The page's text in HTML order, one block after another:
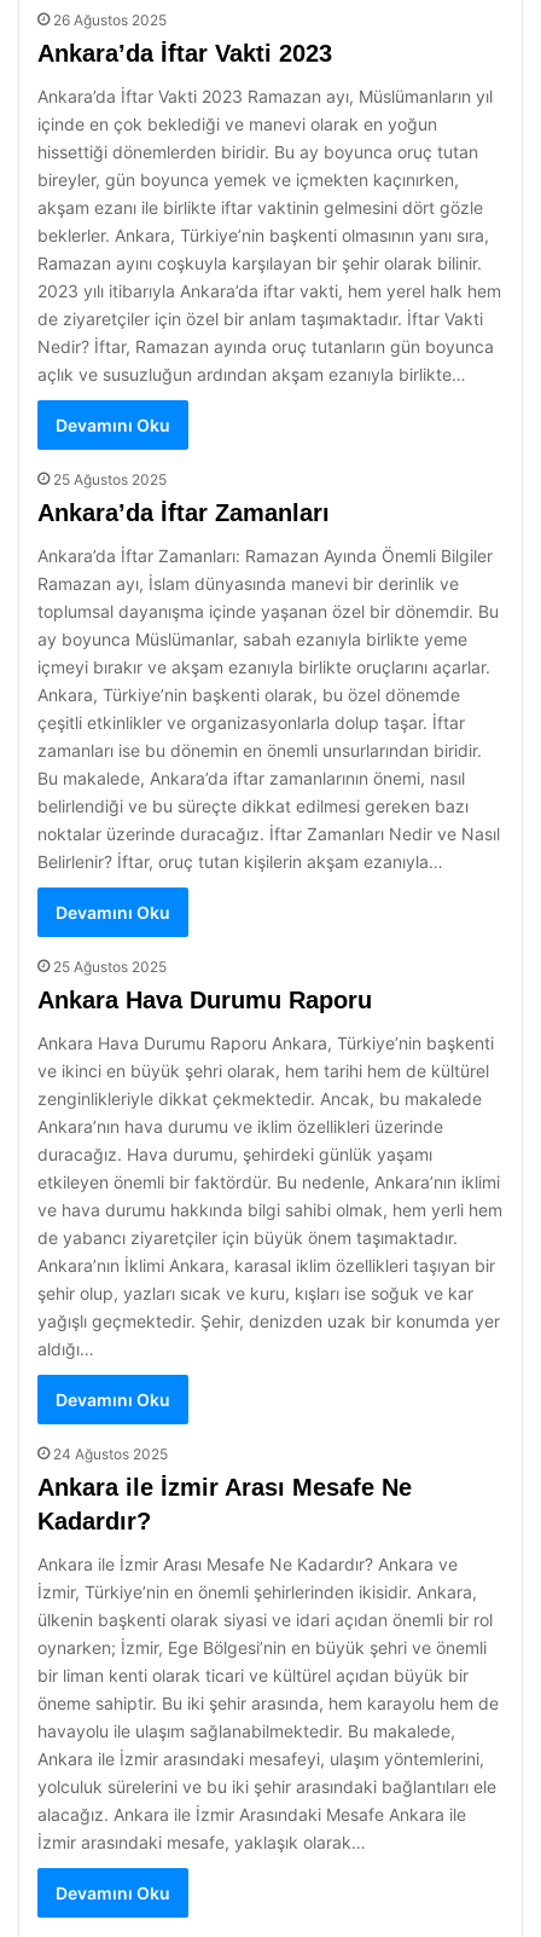
26 Ağustos 2025
Ankara’da İftar Vakti 2023
Ankara’da İftar Vakti 2023 Ramazan ayı, Müslümanların yıl
içinde en çok beklediği ve manevi olarak en yoğun
hissettiği dönemlerden biridir. Bu ay boyunca oruç tutan
bireyler, gün boyunca yemek ve içmekten kaçınırken,
akşam ezanı ile birlikte iftar vaktinin gelmesini dört gözle
beklerler. Ankara, Türkiye’nin başkenti olmasının yanı sıra,
Ramazan ayını coşkuyla karşılayan bir şehir olarak bilinir.
2023 yılı itibarıyla Ankara’da iftar vakti, hem yerel halk hem
de ziyaretçiler için özel bir anlam taşımaktadır. İftar Vakti
Nedir? İftar, Ramazan ayında oruç tutanların gün boyunca
açlık ve susuzluğun ardından akşam ezanıyla birlikte…
Devamını Oku
25 Ağustos 2025
Ankara’da İftar Zamanları
Ankara’da İftar Zamanları: Ramazan Ayında Önemli Bilgiler
Ramazan ayı, İslam dünyasında manevi bir derinlik ve
toplumsal dayanışma içinde yaşanan özel bir dönemdir. Bu
ay boyunca Müslümanlar, sabah ezanıyla birlikte yeme
içmeyi bırakır ve akşam ezanıyla birlikte oruçlarını açarlar.
Ankara, Türkiye’nin başkenti olarak, bu özel dönemde
çeşitli etkinlikler ve organizasyonlarla dolup taşar. İftar
zamanları ise bu dönemin en önemli unsurlarından biridir.
Bu makalede, Ankara’da iftar zamanlarının önemi, nasıl
belirlendiği ve bu süreçte dikkat edilmesi gereken bazı
noktalar üzerinde duracağız. İftar Zamanları Nedir ve Nasıl
Belirlenir? İftar, oruç tutan kişilerin akşam ezanıyla…
Devamını Oku
25 Ağustos 2025
Ankara Hava Durumu Raporu
Ankara Hava Durumu Raporu Ankara, Türkiye’nin başkenti
ve ikinci en büyük şehri olarak, hem tarihi hem de kültürel
zenginlikleriyle dikkat çekmektedir. Ancak, bu makalede
Ankara’nın hava durumu ve iklim özellikleri üzerinde
duracağız. Hava durumu, şehirdeki günlük yaşamı
etkileyen önemli bir faktördür. Bu nedenle, Ankara’nın iklimi
ve hava durumu hakkında bilgi sahibi olmak, hem yerli hem
de yabancı ziyaretçiler için büyük önem taşımaktadır.
Ankara’nın İklimi Ankara, karasal iklim özellikleri taşıyan bir
şehir olup, yazları sıcak ve kuru, kışları ise soğuk ve kar
yağışlı geçmektedir. Şehir, denizden uzak bir konumda yer
aldığı…
Devamını Oku
24 Ağustos 2025
Ankara ile İzmir Arası Mesafe Ne
Kadardır?
Ankara ile İzmir Arası Mesafe Ne Kadardır? Ankara ve
İzmir, Türkiye’nin en önemli şehirlerinden ikisidir. Ankara,
ülkenin başkenti olarak siyasi ve idari açıdan önemli bir rol
oynarken; İzmir, Ege Bölgesi’nin en büyük şehri ve önemli
bir liman kenti olarak ticari ve kültürel açıdan büyük bir
öneme sahiptir. Bu iki şehir arasında, hem karayolu hem de
havayolu ile ulaşım sağlanabilmektedir. Bu makalede,
Ankara ile İzmir arasındaki mesafeyi, ulaşım yöntemlerini,
yolculuk sürelerini ve bu iki şehir arasındaki bağlantıları ele
alacağız. Ankara ile İzmir Arasındaki Mesafe Ankara ile
İzmir arasındaki mesafe, yaklaşık olarak…
Devamını Oku